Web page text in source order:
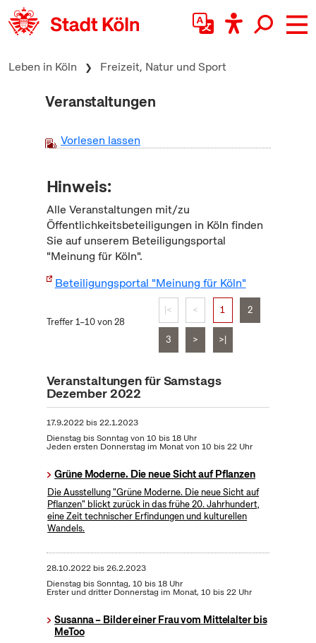
zum Inhalt springen
Leben in Köln Freizeit, Natur und Sport
Veranstaltungen
Vorlesen lassen
Hinweis:
Alle Veranstaltungen mit/zu
Öffentlichkeitsbeteiligungen in Köln finden
Sie auf unserem Beteiligungsportal
"Meinung für Köln".
Beteiligungsportal "Meinung für Köln"
Treffer 1–10 von 28
|< < 1 2
3 > >|
Veranstaltungen für Samstags
Dezember 2022
17.9.2022bis22.1.2023
Dienstag bis Sonntag von 10 bis 18 Uhr
Jeden ersten Donnerstag im Monat von 10 bis 22 Uhr
Grüne Moderne. Die neue Sicht auf Pflanzen
Die Ausstellung "Grüne Moderne. Die neue Sicht auf
Pflanzen" blickt zurück in das frühe 20. Jahrhundert,
eine Zeit technischer Erfindungen und kulturellen
Wandels.
28.10.2022bis26.2.2023
Dienstag bis Sonntag, 10 bis 18 Uhr
Erster und dritter Donnerstag im Monat, 10 bis 22 Uhr
Susanna – Bilder einer Frau vom Mittelalter bis
MeToo